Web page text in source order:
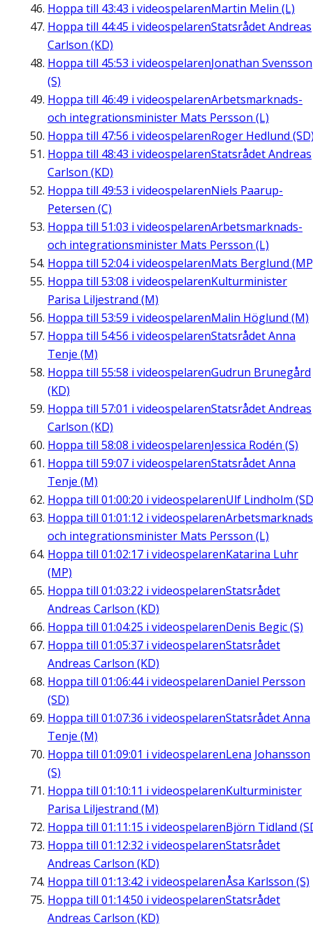
Hoppa till 43:43 i videospelarenMartin Melin (L)
Hoppa till 44:45 i videospelarenStatsrådet Andreas
Carlson (KD)
Hoppa till 45:53 i videospelarenJonathan Svensson
(S)
Hoppa till 46:49 i videospelarenArbetsmarknads-
och integrationsminister Mats Persson (L)
Hoppa till 47:56 i videospelarenRoger Hedlund
Hoppa till 48:43 i videospelarenStatsrådet Andreas
Carlson (KD)
Hoppa till 49:53 i videospelarenNiels Paarup-
Petersen (C)
Hoppa till 51:03 i videospelarenArbetsmarknads-
och integrationsminister Mats Persson (L)
Hoppa till 52:04i videospelarenMats Berglund
Hoppa till 53:08 i videospelarenKulturminister
Parisa Liljestrand (M)
Hoppa till 53:59 i videospelarenMalin Höglund (M)
Hoppa till 54:56 i videospelarenStatsrådet Anna
Tenje (M)
Hoppa till 55:58 i videospelarenGudrun Brunegård
(KD)
Hoppa till 57:01 i videospelarenStatsrådet Andreas
Carlson (KD)
Hoppa till 58:08 i videospelarenJessica Rodén (S)
Hoppa till 59:07 i videospelarenStatsrådet Anna
Tenje (M)
Hoppa till 01:00:20 i videospelarenUlf Lindholm
Hoppa till 01:01:12 i videospelaren
och integrationsminister Mats Persson (L)
Hoppa till 01:02:17 i videospelarenKatarina Luhr
(MP)
Hoppa till 01:03:22 i videospelarenStatsrådet
Andreas Carlson (KD)
Hoppa till 01:04:25 i videospelarenDenis Begic (S)
Hoppa till 01:05:37 i videospelarenStatsrådet
Andreas Carlson (KD)
Hoppa till 01:06:44i videospelarenDaniel Persson
(SD)
Hoppa till 01:07:36 i videospelarenStatsrådet Anna
Tenje (M)
Hoppa till 01:09:01 i videospelarenLena Johansson
(S)
Hoppa till 01:10:11 i videospelarenKulturminister
Parisa Liljestrand (M)
Hoppa till 01:11:15 i videospelarenBjörn Tidland
Hoppa till 01:12:32 i videospelarenStatsrådet
Andreas Carlson (KD)
Hoppa till 01:13:42 i videospelarenÅsa Karlsson (S)
Hoppa till 01:14:50 i videospelarenStatsrådet
Andreas Carlson (KD)